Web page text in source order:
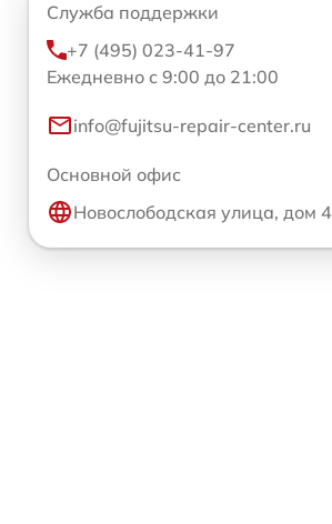
Служба поддержки
+7 (495) 023-41-97
Ежедневно с 9:00 до 21:00
info@fujitsu-repair-center.ru
Основной офис
Новослободская улица, дом 4